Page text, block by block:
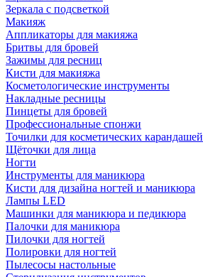
Зеркала с подсветкой
Макияж
Аппликаторы для макияжа
Бритвы для бровей
Зажимы для ресниц
Кисти для макияжа
Косметологические инструменты
Накладные ресницы
Пинцеты для бровей
Профессиональные спонжи
Точилки для косметических карандашей
Щёточки для лица
Ногти
Инструменты для маникюра
Кисти для дизайна ногтей и маникюра
Лампы LED
Машинки для маникюра и педикюра
Палочки для маникюра
Пилочки для ногтей
Полировки для ногтей
Пылесосы настольные